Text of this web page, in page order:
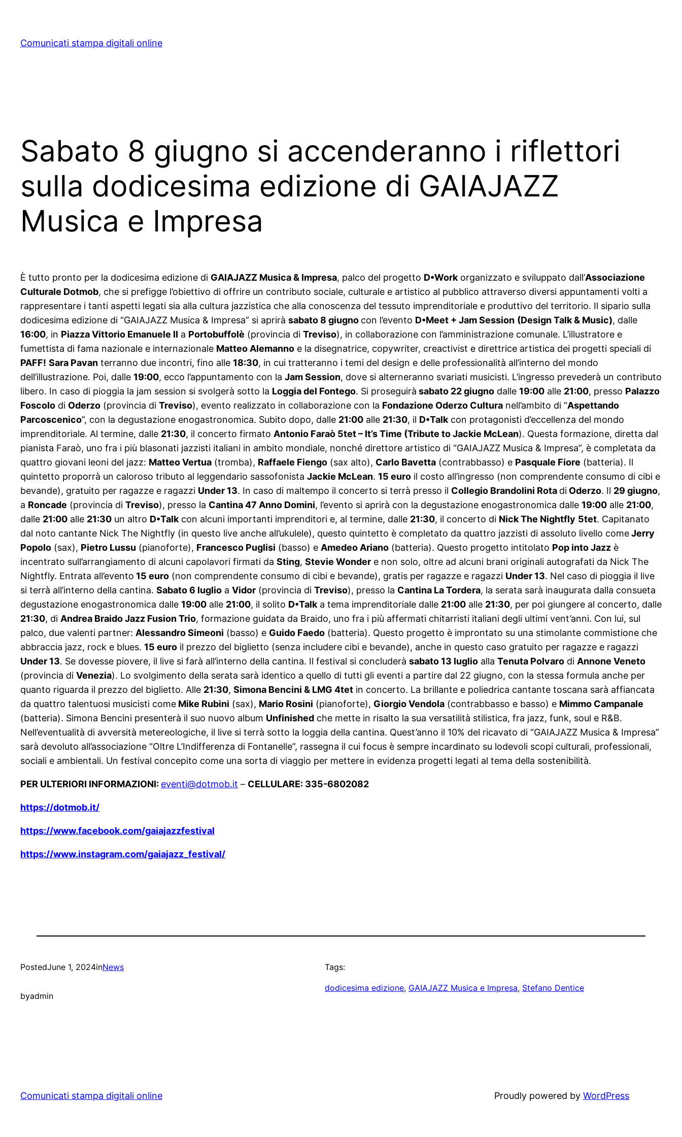
content
Comunicati stampa digitali online
Sabato 8 giugno si accenderanno i riflettori
sulla dodicesima edizione di GAIAJAZZ
Musica e Impresa
È tutto pronto per la dodicesima edizione di GAIAJAZZ Musica & Impresa, palco del progetto D•Workorganizzato e sviluppato dall’Associazione
Culturale Dotmob, che si prefigge l’obiettivo di offrire un contributo sociale, culturale e artistico al pubblico attraverso diversi appuntamenti volti a
rappresentare i tanti aspetti legati sia alla cultura jazzistica che alla conoscenza del tessuto imprenditoriale e produttivo del territorio. Il sipario sulla
dodicesima edizione di “GAIAJAZZ Musica & Impresa” si aprirà sabato 8 giugno con l’evento D•Meet + Jam Session (Design Talk & Music), dalle
16:00, in Piazza Vittorio Emanuele II a Portobuffolè (provincia di Treviso), in collaborazione con l’amministrazione comunale. L’illustratore e
fumettista di fama nazionale e internazionale Matteo Alemanno e la disegnatrice, copywriter, creactivist e direttrice artistica dei progetti speciali di
PAFF! Sara Pavan terranno due incontri, fino alle 18:30, in cui tratteranno i temi del design e delle professionalità all’interno del mondo
dell’illustrazione. Poi, dalle 19:00, ecco l’appuntamento con la Jam Session, dove si alterneranno svariati musicisti. L’ingresso prevederà un contributo
libero. In caso di pioggia la jam session si svolgerà sotto la Loggia del Fontego. Si proseguirà sabato 22 giugno dalle 19:00 alle 21:00, presso Palazzo
Foscolo di Oderzo (provincia di Treviso), evento realizzato in collaborazione con la Fondazione Oderzo Cultura nell’ambito di “Aspettando
Parcoscenico”, con la degustazione enogastronomica. Subito dopo, dalle 21:00 alle 21:30, il D•Talkcon protagonisti d’eccellenza del mondo
imprenditoriale. Al termine, dalle 21:30, il concerto firmato Antonio Faraò 5tet – It’s Time (Tribute to Jackie McLean). Questa formazione, diretta dal
pianista Faraò, uno fra i più blasonati jazzisti italiani in ambito mondiale, nonché direttore artistico di “GAIAJAZZ Musica & Impresa”, è completata da
quattro giovani leoni del jazz: Matteo Vertua (tromba), Raffaele Fiengo (sax alto), Carlo Bavetta (contrabbasso) e Pasquale Fiore (batteria). Il
quintetto proporrà un caloroso tributo al leggendario sassofonista Jackie McLean. 15 euro il costo all’ingresso (non comprendente consumo di cibi e
bevande), gratuito per ragazze e ragazzi Under 13. In caso di maltempo il concerto si terrà presso il Collegio Brandolini Rota di Oderzo. Il 29 giugno,
a Roncade (provincia di Treviso), presso la Cantina 47 Anno Domini, l’evento si aprirà con la degustazione enogastronomica dalle 19:00 alle 21:00,
dalle 21:00 alle 21:30 un altro D•Talkcon alcuni importanti imprenditori e, al termine, dalle 21:30, il concerto di Nick The Nightfly 5tet. Capitanato
dal noto cantante Nick The Nightfly (in questo live anche all’ukulele), questo quintetto è completato da quattro jazzisti di assoluto livello comeJerry
Popolo (sax), Pietro Lussu (pianoforte), Francesco Puglisi (basso) e Amedeo Ariano (batteria). Questo progetto intitolato Pop into Jazz è
incentrato sull’arrangiamento di alcuni capolavori firmati da Sting, Stevie Wonder e non solo, oltre ad alcuni brani originali autografati da Nick The
Nightfly. Entrata all’evento 15 euro (non comprendente consumo di cibi e bevande), gratis per ragazze e ragazzi Under 13. Nel caso di pioggia il live
si terrà all’interno della cantina. Sabato 6 luglio a Vidor (provincia di Treviso), presso la Cantina La Tordera, la serata sarà inaugurata dalla consueta
degustazione enogastronomica dalle 19:00 alle 21:00, il solito D•Talka tema imprenditoriale dalle 21:00 alle 21:30, per poi giungere al concerto, dalle
21:30, di Andrea Braido Jazz Fusion Trio, formazione guidata da Braido, uno fra i più affermati chitarristi italiani degli ultimi vent’anni. Con lui, sul
palco, due valenti partner: Alessandro Simeoni (basso) e Guido Faedo (batteria). Questo progetto è improntato su una stimolante commistione che
abbraccia jazz, rock e blues. 15 euro il prezzo del biglietto (senza includere cibi e bevande), anche in questo caso gratuito per ragazze e ragazzi
Under 13. Se dovesse piovere, il live si farà all’interno della cantina. Il festival si concluderà sabato 13 luglio alla Tenuta Polvaro di Annone Veneto
(provincia di Venezia). Lo svolgimento della serata sarà identico a quello di tutti gli eventi a partire dal 22 giugno, con la stessa formula anche per
quanto riguarda il prezzo del biglietto. Alle 21:30, Simona Bencini & LMG 4tet in concerto. La brillante e poliedrica cantante toscana sarà affiancata
da quattro talentuosi musicisti come Mike Rubini (sax), Mario Rosini (pianoforte), Giorgio Vendola (contrabbasso e basso) e Mimmo Campanale
(batteria). Simona Bencini presenterà il suo nuovo album Unfinished che mette in risalto la sua versatilità stilistica, fra jazz, funk, soul e R&B.
Nell’eventualità di avversità metereologiche, il live si terrà sotto la loggia della cantina. Quest’anno il 10% del ricavato di “GAIAJAZZ Musica & Impresa”
sarà devoluto all’associazione “Oltre L’Indifferenza di Fontanelle”, rassegna il cui focus è sempre incardinato su lodevoli scopi culturali, professionali,
sociali e ambientali. Un festival concepito come una sorta di viaggio per mettere in evidenza progetti legati al tema della sostenibilità.
PER ULTERIORI INFORMAZIONI: eventi@dotmob.it – CELLULARE: 335-6802082
https://dotmob.it/
https://www.facebook.com/gaiajazzfestival
https://www.instagram.com/gaiajazz_festival/
PostedJune 1, 2024inNews
byadmin
Tags:
dodicesima edizione, GAIAJAZZ Musica e Impresa, Stefano Dentice
Comunicati stampa digitali online Proudly powered by WordPress